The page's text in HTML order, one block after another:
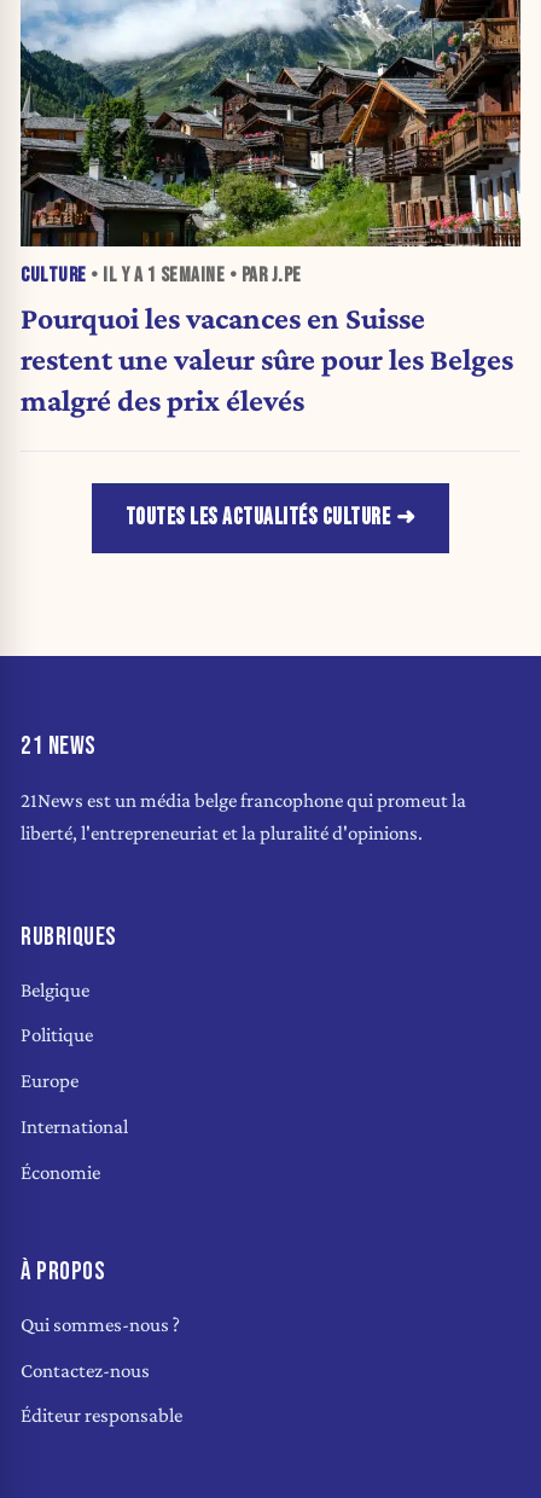
CULTURE • IL Y A 1 SEMAINE • PAR J.PE
Pourquoi les vacances en Suisse
restent une valeur sûre pour les Belges
malgré des prix élevés
TOUTES LES ACTUALITÉS CULTURE
21 NEWS
21News est un média belge francophone qui promeut la
liberté, l'entrepreneuriat et la pluralité d'opinions.
RUBRIQUES
Belgique
Politique
Europe
International
Économie
À PROPOS
Qui sommes-nous ?
Contactez-nous
Éditeur responsable